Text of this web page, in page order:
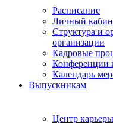
Расписание
Личный
Структура и
организации
Кадровые
Конференции
Календарь
Выпускникам
Центр карьеры